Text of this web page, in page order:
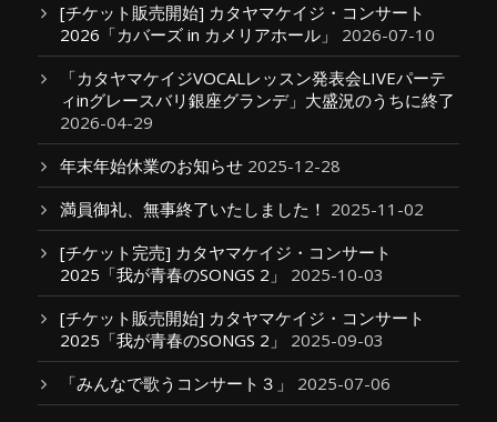
[チケット販売開始] カタヤマケイジ・コンサート
2026「カバーズ in カメリアホール」
2026-07-10
「カタヤマケイジVOCALレッスン発表会LIVEパーテ
ィinグレースバリ銀座グランデ」大盛況のうちに終了
2026-04-29
年末年始休業のお知らせ 2025-12-28
満員御礼、無事終了いたしました！ 2025-11-02
[チケット完売] カタヤマケイジ・コンサート
2025「我が青春のSONGS 2」
2025-10-03
[チケット販売開始] カタヤマケイジ・コンサート
2025「我が青春のSONGS 2」
2025-09-03
「みんなで歌うコンサート３」
2025-07-06